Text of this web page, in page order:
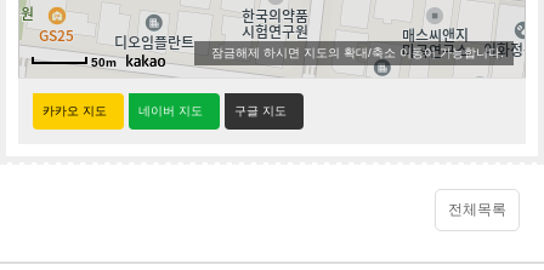
잠금해제 하시면 지도의 확대/축소 이동이 가능합니다.
50m
카카오 지도 네이버 지도 구글 지도
전체목록